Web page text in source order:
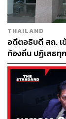
กรณีการท
ร่างไม่ผ่า
เลือกที่จะ
และแม้มีช่
แต่ต้องใช้เ
เป็นเรื่องที่
หรือแนวท
ถึงจะร่าง
ยืนยันกา
ประชาชน
THAILAND
อดีตอธิบดี สถ. เ
ท้องถิ่น ปฏิเสธทุ